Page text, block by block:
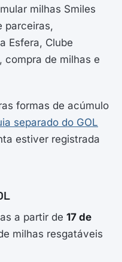
milhas Smiles
parceiras,
Esfera, Clube
compra de milhas e
formas de acúmulo
separado do GOL
estiver registrada
a partir de 17 de
milhas resgatáveis